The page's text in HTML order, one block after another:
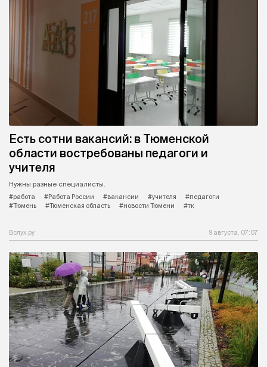
Есть сотни вакансий: в Тюменской
области востребованы педагоги и
учителя
Нужны разные специалисты.
#работа
#Работа России #вакансии #учителя
#педагоги
#Тюмень
#Тюменская область #новости Тюмени #тк
Вслух.ру 9 августа, 07:07